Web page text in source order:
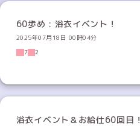
60歩め : 浴衣イベント！
2025年07月18日 00時04分
7
2
浴衣イベント＆お給仕60回目！